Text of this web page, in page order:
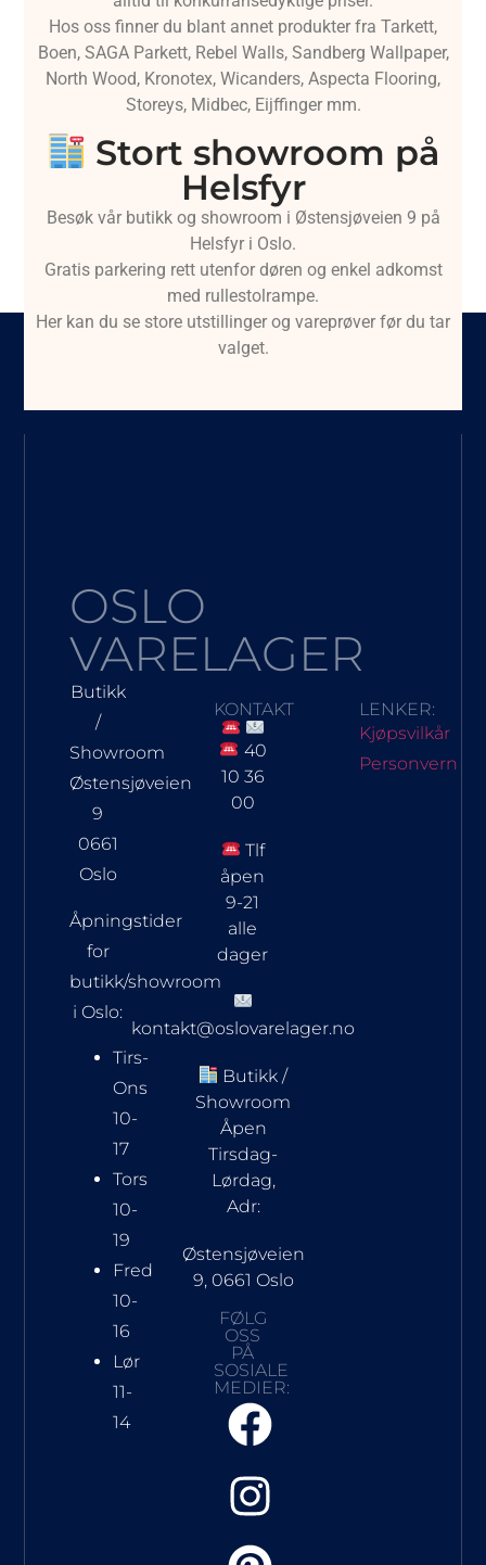
Hos oss finner du blant annet produkter fra Tarkett,
Boen, SAGA Parkett, Rebel Walls, Sandberg Wallpaper,
North Wood, Kronotex, Wicanders, Aspecta Flooring,
Storeys, Midbec, Eijffinger mm.
Stort showroom på
Helsfyr
Besøk vår butikk og showroom i Østensjøveien 9 på
Helsfyr i Oslo.
Gratis parkering rett utenfor døren og enkel adkomst
med rullestolrampe.
Her kan du se store utstillinger og vareprøver før du tar
valget.
OSLO
VARELAGER
Butikk
/
Showroom
Østensjøveien
9
0661
Oslo
Åpningstider
for
butikk/showroom
i Oslo:
Tirs-
Ons
10-
17
Tors
10-
19
Fred
10-
16
Lør
11-
14
KONTAKT
40
10 36
00
Tlf
åpen
9-21
alle
dager
kontakt@oslovarelager.no
Butikk /
Showroom
Åpen
Tirsdag-
Lørdag,
Adr:
Østensjøveien
9, 0661 Oslo
FØLG
OSS
PÅ
SOSIALE
MEDIER:
LENKER:
Kjøpsvilkår
Personvern